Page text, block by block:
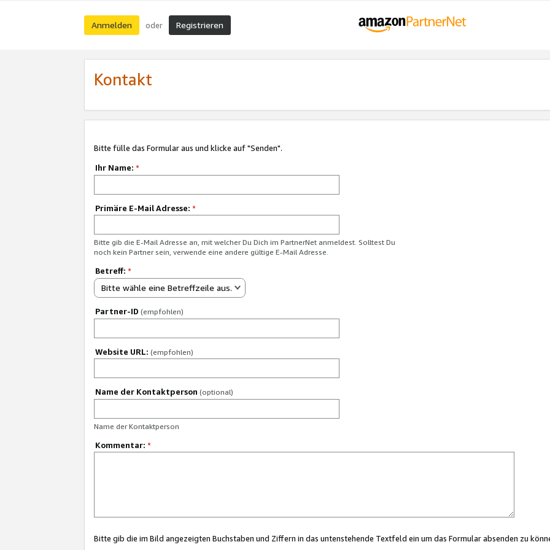
Anmelden oder Registrieren
Kontakt
Bitte fülle das Formular aus und klicke auf "Senden".
Ihr Name: *
Primäre E-Mail Adresse: *
Bitte gib die E-Mail Adresse an, mit welcher Du Dich im PartnerNet anmeldest. Solltest Du
noch kein Partner sein, verwende eine andere gültige E-Mail Adresse.
Betreff: *
Bitte wähle eine Betreffzeile aus.
Partner-ID (empfohlen)
Website URL: (empfohlen)
Name der Kontaktperson (optional)
Name der Kontaktperson
Kommentar: *
Bitte gib die im Bild angezeigten Buchstaben und Ziffern in das untenstehende Textfeld ein um das Formular absenden zu